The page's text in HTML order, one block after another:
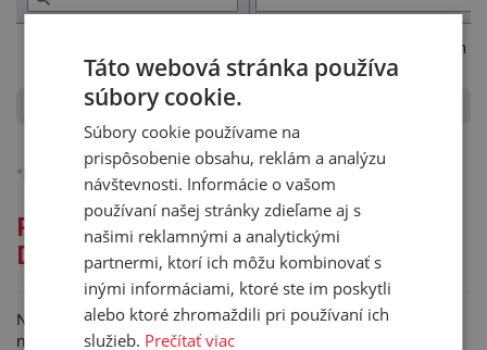
1/2" - 40 m, 3/4" - 30 m
*) Ceny sú bez DPH, platné pre podnikateľov. Podrobnejšie o účtovaní DPH.
Podrobný popis: NÁSTENNÝ
DRŽIAK NA HADICE
Nástenný plastový držiak na hadice je konštruovaný na ľahké
navíjanie hadice, určený na pripevnenie na stenu. Hadica je
Táto webová stránka používa
súbory cookie.
Súbory cookie používame na
prispôsobenie obsahu, reklám a analýzu
návštevnosti. Informácie o vašom
používaní našej stránky zdieľame aj s
našimi reklamnými a analytickými
partnermi, ktorí ich môžu kombinovať s
inými informáciami, ktoré ste im poskytli
alebo ktoré zhromaždili pri používaní ich
služieb. Prečítať viac